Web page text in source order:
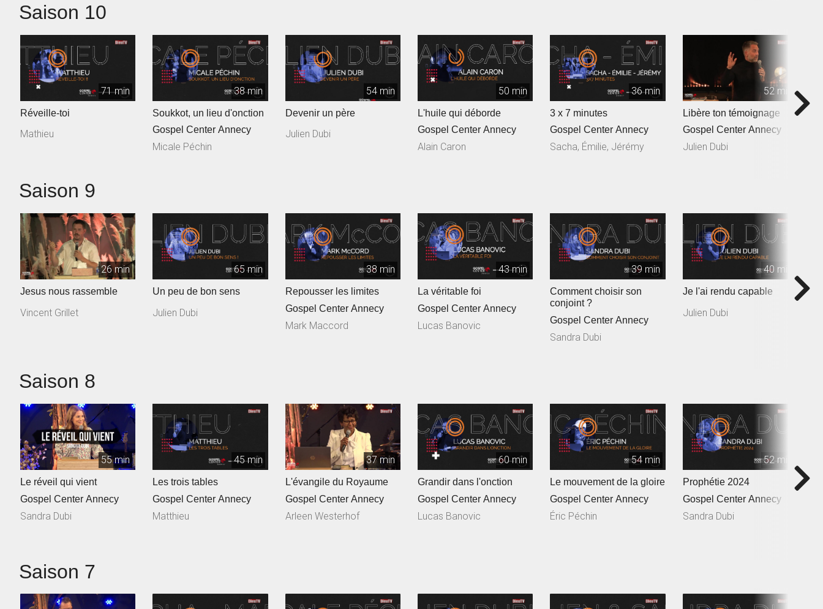
Saison 10
71 min
Réveille-toi
Mathieu
38 min
Soukkot, un lieu d'onction
Gospel Center Annecy
Micale Péchin
54 min
Devenir un père
Julien Dubi
50 min
L'huile qui déborde
Gospel Center Annecy
Alain Caron
36 min
3 x 7 minutes
Gospel Center Annecy
Sacha, Émilie, Jérémy
52 min
Libère ton témoignage
Gospel Center Annecy
Julien Dubi
Saison 9
26 min
Jesus nous rassemble
Vincent Grillet
65 min
Un peu de bon sens
Julien Dubi
38 min
Repousser les limites
Gospel Center Annecy
Mark Maccord
43 min
La véritable foi
Gospel Center Annecy
Lucas Banovic
39 min
Comment choisir son
conjoint ?
Gospel Center Annecy
Sandra Dubi
40 min
Je l'ai rendu capable
Julien Dubi
Saison 8
55 min
Le réveil qui vient
Gospel Center Annecy
Sandra Dubi
45 min
Les trois tables
Gospel Center Annecy
Matthieu
37 min
L'évangile du Royaume
Gospel Center Annecy
Arleen Westerhof
60 min
Grandir dans l'onction
Gospel Center Annecy
Lucas Banovic
54 min
Le mouvement de la gloire
Gospel Center Annecy
Éric Péchin
52 min
Prophétie 2024
Gospel Center Annecy
Sandra Dubi
Saison 7